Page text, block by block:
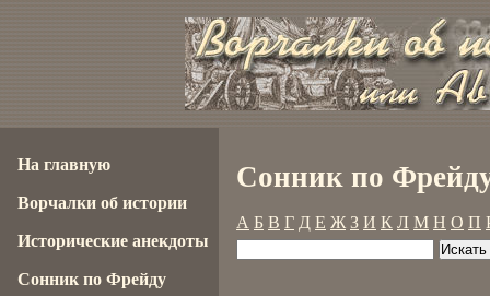
Сонник по
А Б В Г Д Е Ж З И К Л М Н О П
На главную
Ворчалки об истории
Исторические анекдоты
Сонник по Фрейду